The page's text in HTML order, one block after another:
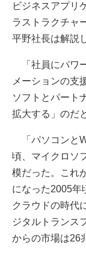
ビジネスアプリ
ラストラクチャ
平野社長は解説
「社員にパワ
メーションの支
ソフトとパート
拡大する」のだ
「パソコンと
頃、マイクロソ
模だった。これ
になった2005年
クラウドの時代
ジタルトランス
からの市場は26